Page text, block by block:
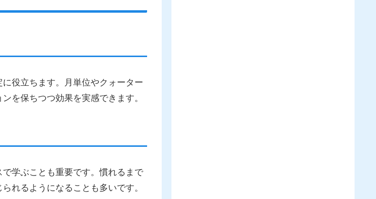
役立ちます。月単位やクォーター
を保ちつつ効果を実感できます。
学ぶことも重要です。慣れるまで
れるようになることも多いです。